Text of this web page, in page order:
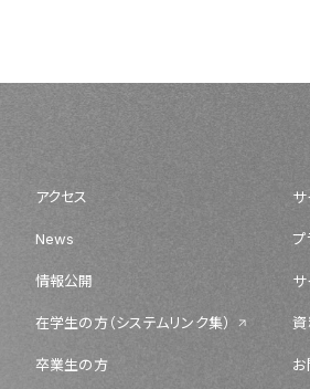
アクセス
News
情報公開
在学生の方（システムリンク集）
卒業生の方
サ
プ
サ